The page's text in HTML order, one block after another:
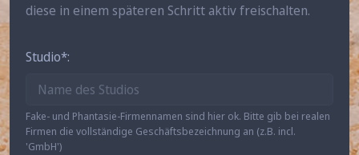
diese in einem späteren Schritt aktiv freischalten.
Studio
Fake- und Phantasie-Firmennamen sind hier ok. Bitte gib bei realen
Firmen die vollständige Geschäftsbezeichnung an (z.B. incl.
'GmbH')